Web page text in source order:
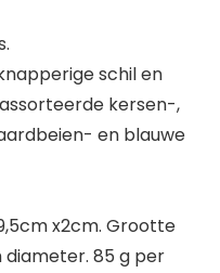
schil en
kersen-,
en blauwe
x2cm. Grootte
diameter. 85 g per